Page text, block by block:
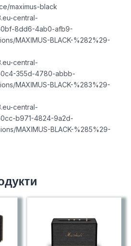
maximus-black
central-
8dd6-4ab0-afb9-
MAXIMUS-BLACK-%282%29-
central-
355d-4780-abbb-
MAXIMUS-BLACK-%283%29-
central-
b971-4824-9a2d-
MAXIMUS-BLACK-%285%29-